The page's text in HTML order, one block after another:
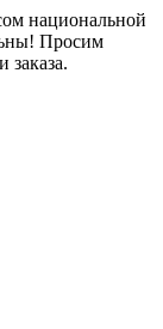
национальной
Просим